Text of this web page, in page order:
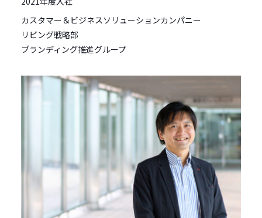
カスタマー＆ビジネスソリューションカンパニー
リビング戦略部
ブランディング推進グループ